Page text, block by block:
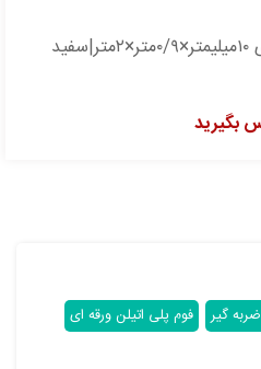
بگیرید
گیر
فوم پلی اتیلن ورقه ای